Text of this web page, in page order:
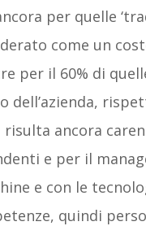
per quelle
come un
per il 60% di
dell’azienda,
risulta ancora
e per il
e con le
quindi